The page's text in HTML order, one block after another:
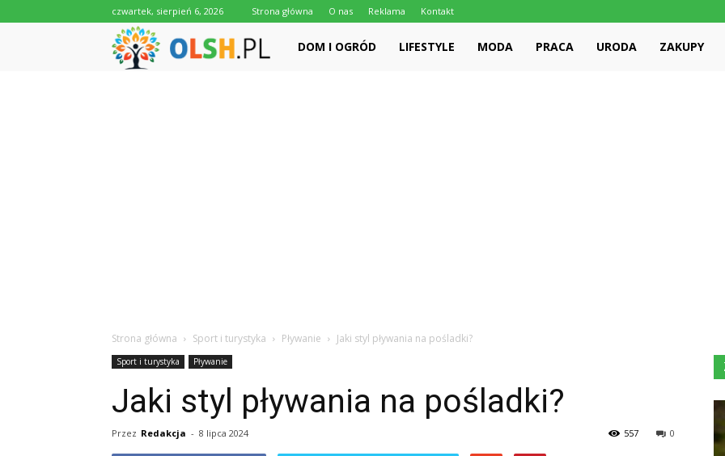
czwartek, sierpień 6, 2026 Strona główna O nas Reklama Kontakt
Olsh.pl
DOM I OGRÓD LIFESTYLE MODA PRACA URODA ZAKUPY
Strona główna Sport i turystyka Pływanie Jaki styl pływania na pośladki?
Sport i turystyka Pływanie
Jaki styl pływania na pośladki?
Przez Redakcja - 8 lipca 2024 0
557